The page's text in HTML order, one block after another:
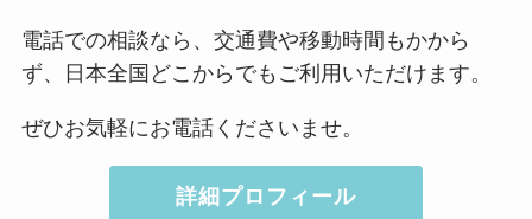
電話での相談なら、交通費や移動時間もかから
ず、日本全国どこからでもご利用いただけます。
ぜひお気軽にお電話くださいませ。
詳細プロフィール